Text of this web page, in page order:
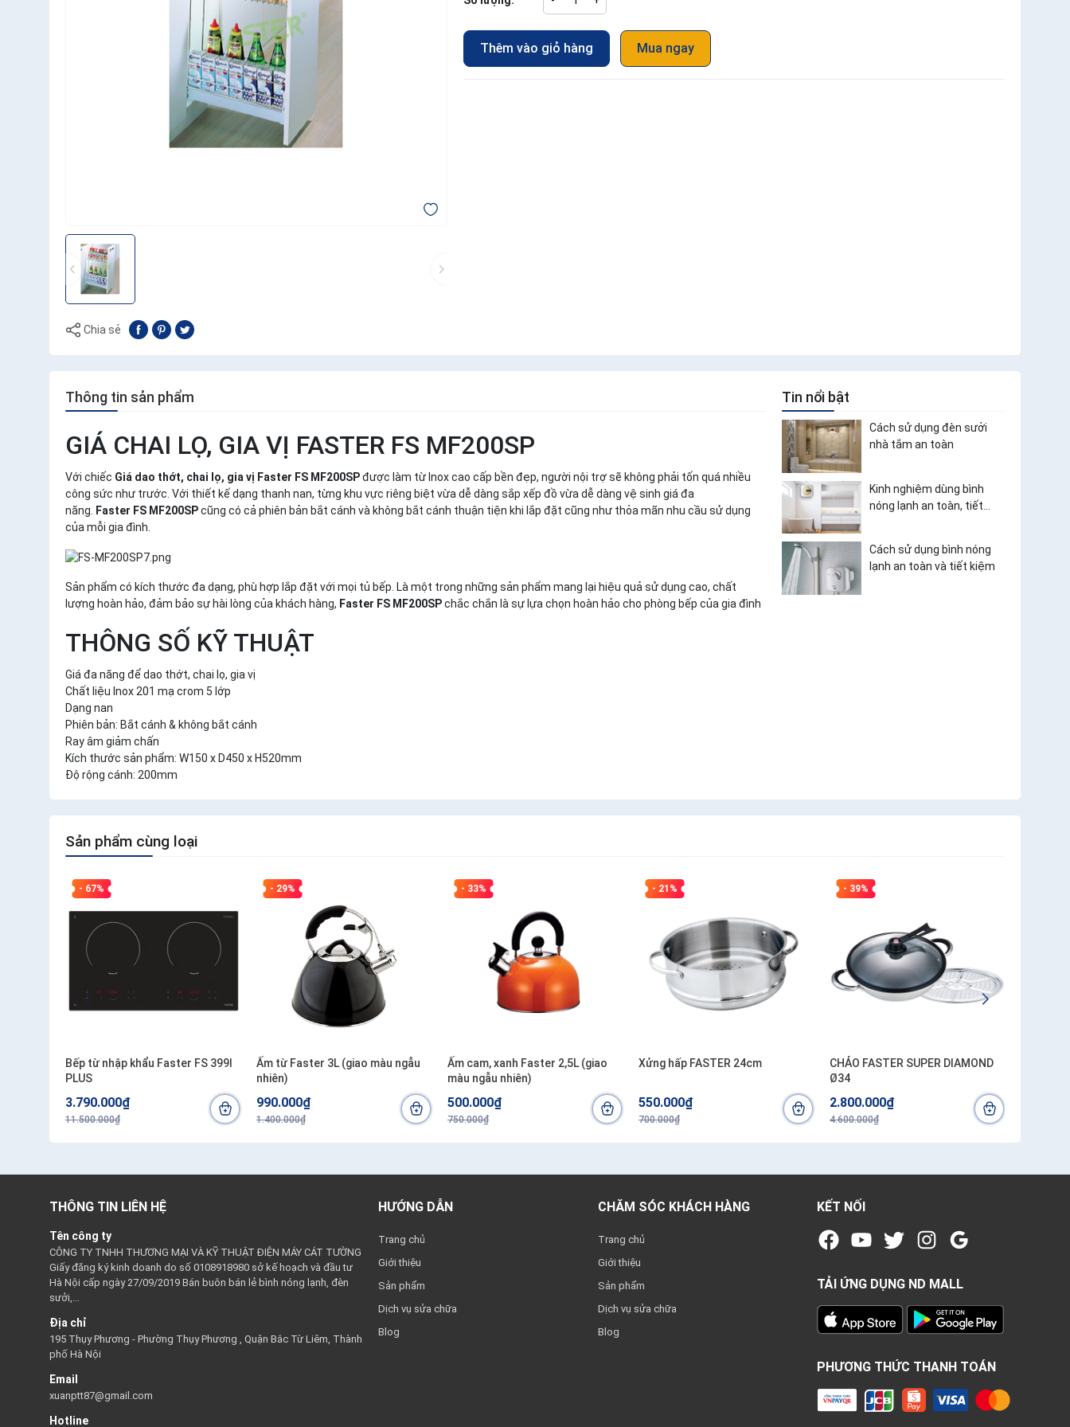
Chia sẻ
Thêm vào giỏ hàng Mua ngay
Thông tin sản phẩm
GIÁ CHAI LỌ, GIA VỊ FASTER FS MF200SP
Với chiếc Giá dao thớt, chai lọ, gia vị Faster FS MF200SPđược làm từ Inox cao cấp bền đẹp, người nội trợ sẽ không phải tốn quá nhiều
công sức như trước. Với thiết kế dạng thanh nan, từng khu vực riêng biệt vừa dễ dàng sắp xếp đồ vừa dễ dàng vệ sinh giá đa
năng.
Faster FS MF200SPcũng có cả phiên bản bắt cánh và không bắt cánh thuận tiện khi lắp đặt cũng như thỏa mãn nhu cầu sử dụng
của mỗi gia đình.
Sản phẩm có kích thước đa dạng, phù hợp lắp đặt với mọi tủ bếp. Là một trong những sản phẩm mang lại hiệu quả sử dụng cao, chất
lượng hoàn hảo, đảm bảo sự hài lòng của khách hàng, Faster FS MF200SPchắc chắn là sự lựa chọn hoàn hảo cho phòng bếp của gia đình
THÔNG SỐ KỸ THUẬT
Giá đa năng để dao thớt, chai lọ, gia vị
Chất liệu Inox 201 mạ crom 5 lớp
Dạng nan
Phiên bản: Bắt cánh & không bắt cánh
Ray âm giảm chấn
Kích thước sản phẩm: W150 x D450 x H520mm
Độ rộng cánh: 200mm
Tin nổi bật
Cách sử dụng đèn sưởi
nhà tắm an toàn
Kinh nghiệm dùng bình
nóng lạnh an toàn, tiết
Cách sử dụng bình nóng
lạnh an toàn và tiết kiệm
Sản phẩm cùng loại
- 67%
Bếp từ nhập khẩu Faster FS 399I
PLUS
3.790.000₫
11.500.000₫
- 29%
Ấm từ Faster 3L (giao màu ngẫu
nhiên)
990.000₫
1.400.000₫
- 33%
Ấm cam, xanh Faster 2,5L (giao
màu ngẫu nhiên)
500.000₫
750.000₫
- 21%
Xửng hấp FASTER 24cm
550.000₫
700.000₫
- 39%
CHẢO FASTER SUPER DIAMOND
Ø34
2.800.000₫
4.600.000₫
THÔNG TIN LIÊN HỆ
Tên công ty
CÔNG TY TNHH THƯƠNG MẠI VÀ KỸ THUẬT ĐIỆN MÁY CÁT TƯỜNG
Giấy đăng ký kinh doanh do số 0108918980 sở kế hoạch và đầu tư
Hà Nội cấp ngày 27/09/2019 Bán buôn bán lẻ bình nóng lạnh, đèn
sưởi,...
Địa chỉ
195 Thụy Phương - Phường Thụy Phương , Quận Bắc Từ Liêm, Thành
phố Hà Nội
Email
xuanptt87@gmail.com
Hotline
HƯỚNG DẪN
Trang chủ
Giới thiệu
Sản phẩm
Dịch vụ sửa chữa
Blog
CHĂM SÓC KHÁCH HÀNG
Trang chủ
Giới thiệu
Sản phẩm
Dịch vụ sửa chữa
Blog
KẾT NỐI
TẢI ỨNG DỤNG ND MALL
PHƯƠNG THỨC THANH TOÁN